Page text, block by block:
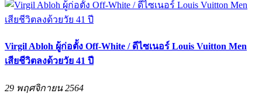
Virgil Abloh ผู้ก่อตั้ง Off-White / ดีไซเนอร์ Louis Vuitton Men
เสียชีวิตลงด้วยวัย 41 ปี
29 พฤศจิกายน 2564